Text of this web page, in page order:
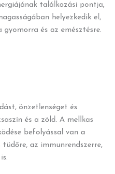
találkozási pontja,
helyezkedik el,
és az emésztésre.
önzetlenséget és
és a zöld. A mellkas
befolyással van a
tüdőre, az immunrendszerre,